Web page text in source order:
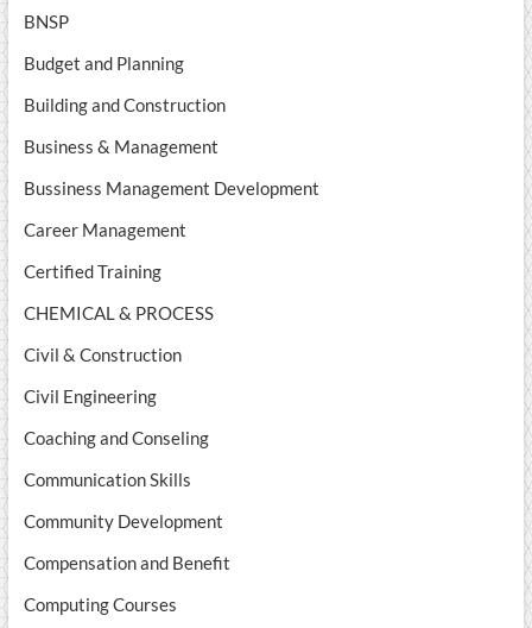
BNSP
Budget and Planning
Building and Construction
Business & Management
Bussiness Management Development
Career Management
Certified Training
CHEMICAL & PROCESS
Civil & Construction
Civil Engineering
Coaching and Conseling
Communication Skills
Community Development
Compensation and Benefit
Computing Courses